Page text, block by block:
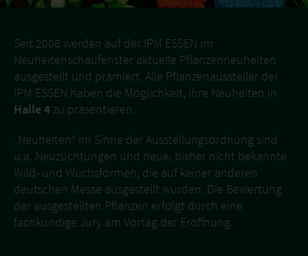
Seit 2008 werden auf der IPM ESSEN im
Neuheitenschaufenster aktuelle Pflanzenneuheiten
ausgestellt und prämiert. Alle Pflanzenaussteller der
IPM ESSEN haben die Möglichkeit, ihre Neuheiten in
Halle 4zu präsentieren.
„Neuheiten“ im Sinne der Ausstellungsordnung sind
u.a. Neuzüchtungen und neue, bisher nicht bekannte
Wild- und Wuchsformen, die auf keiner anderen
deutschen Messe ausgestellt wurden. Die Bewertung
der ausgestellten Pflanzen erfolgt durch eine
fachkundige Jury am Vortag der Eröffnung.